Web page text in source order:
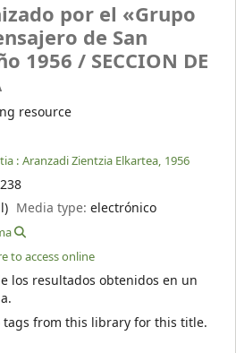
por el «Grupo
de San
1956 / SECCION DE
resource
: Aranzadi Zientzia Elkartea, 1956
Media type:electrónico
to access online
los resultados obtenidos en un
tags from this library for this title.